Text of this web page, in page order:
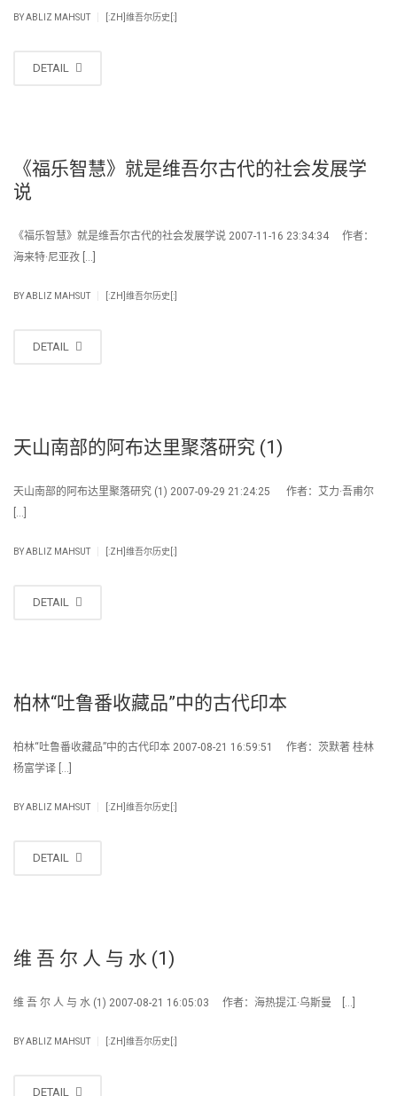
BYABLIZ MAHSUT [:ZH]维吾尔历史[:]
DETAIL
《福乐智慧》就是维吾尔古代的社会发展学
说
《福乐智慧》就是维吾尔古代的社会发展学说 2007-11-16 23:34:34 作者：
海来特·尼亚孜 […]
BYABLIZ MAHSUT [:ZH]维吾尔历史[:]
DETAIL
天山南部的阿布达里聚落研究 (1)
天山南部的阿布达里聚落研究 (1) 2007-09-29 21:24:25 作者：艾力·吾甫尔
[…]
BYABLIZ MAHSUT [:ZH]维吾尔历史[:]
DETAIL
柏林“吐鲁番收藏品”中的古代印本
柏林“吐鲁番收藏品”中的古代印本 2007-08-21 16:59:51 作者：茨默著 桂林
杨富学译 […]
BYABLIZ MAHSUT [:ZH]维吾尔历史[:]
DETAIL
维 吾 尔 人 与 水 (1)
维 吾 尔 人 与 水 (1) 2007-08-21 16:05:03 作者：海热提江·乌斯曼 […]
BYABLIZ MAHSUT [:ZH]维吾尔历史[:]
DETAIL